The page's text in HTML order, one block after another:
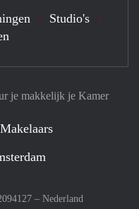
je makkelijk je Kamer
– Nederland
Studio's